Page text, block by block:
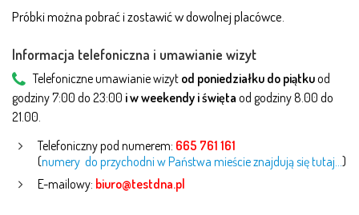
Próbki można pobrać i zostawić w dowolnej placówce.
Informacja telefoniczna i umawianie wizyt
Telefoniczne umawianie wizyt od poniedziałku do piątkuod
godziny 7:00 do 23:00 i w weekendy i święta od godziny 8.00 do
21.00.
Telefoniczny pod numerem: 665 761 161
(numery do przychodni w Państwa mieście znajdują się tutaj…)
E-mailowy: biuro@testdna.pl